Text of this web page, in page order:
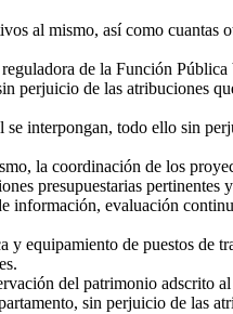
al mismo, así como
de la Función Pública
perjuicio de las atribuciones
interpongan, todo ello sin
la coordinación de los
presupuestarias pertinentes
información, evaluación
equipamiento de puestos de
del patrimonio adscrito
sin perjuicio de las